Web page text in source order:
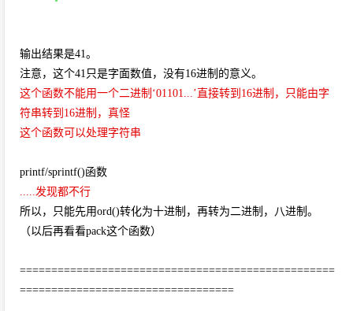
输出结果是41。
注意，这个41只是字面数值，没有16进制的意义。
这个函数不能用一个二进制‘01101...’直接转到16进制，只能由字
符串转到16进制，真怪
这个函数可以处理字符串
printf/sprintf()函数
.....发现都不行
所以，只能先用ord()转化为十进制，再转为二进制，八进制。
（以后再看看pack这个函数）
==================================================
==================================